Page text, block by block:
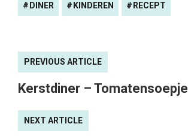
DINER KINDEREN RECEPT
PREVIOUS ARTICLE
Kerstdiner – Tomatensoepje
NEXT ARTICLE